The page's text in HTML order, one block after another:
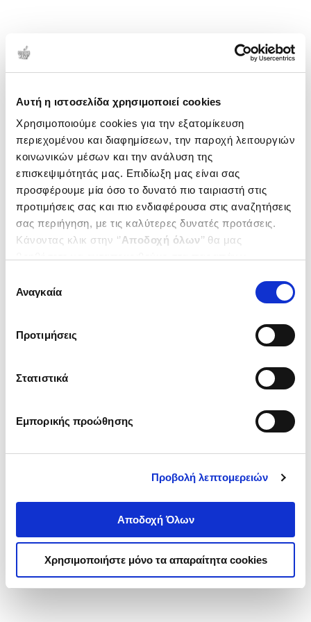
Αυτή η ιστοσελίδα χρησιμοποιεί cookies
Χρησιμοποιούμε cookies για την εξατομίκευση
περιεχομένου και διαφημίσεων, την παροχή λειτουργιών
κοινωνικών μέσων και την ανάλυση της
επισκεψιμότητάς μας. Επιδίωξη μας είναι σας
προσφέρουμε μία όσο το δυνατό πιο ταιριαστή στις
προτιμήσεις σας και πιο ενδιαφέρουσα στις αναζητήσεις
σας περιήγηση, με τις καλύτερες δυνατές προτάσεις.
Κάνοντας κλικ στην ‘’Αποδοχή όλων’’ θα μας
ενδιαφέρουν και να επιλέξετε από τα παρακάτω με την
΄΄και να ενημερωθείτε σχετικά με
συγκατάθεσης
Αναγκαία
Προτιμήσεις
Στατιστικά
Εμπορικής προώθησης
Προβολή λεπτομερειών
Αποδοχή Όλων
Χρησιμοποιήστε μόνο τα απαραίτητα cookies